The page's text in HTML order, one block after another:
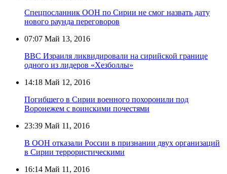
Спецпосланник ООН по Сирии не смог назвать дату
нового раунда переговоров
07:07 Май 13, 2016
ВВС Израиля ликвидировали на сирийской границе
одного из лидеров «Хезболлы»
14:18 Май 12, 2016
Погибшего в Сирии военного похоронили под
Воронежем с воинскими почестями
23:39 Май 11, 2016
В ООН отказали России в признании двух организаций
в Сирии террористическими
16:14 Май 11, 2016